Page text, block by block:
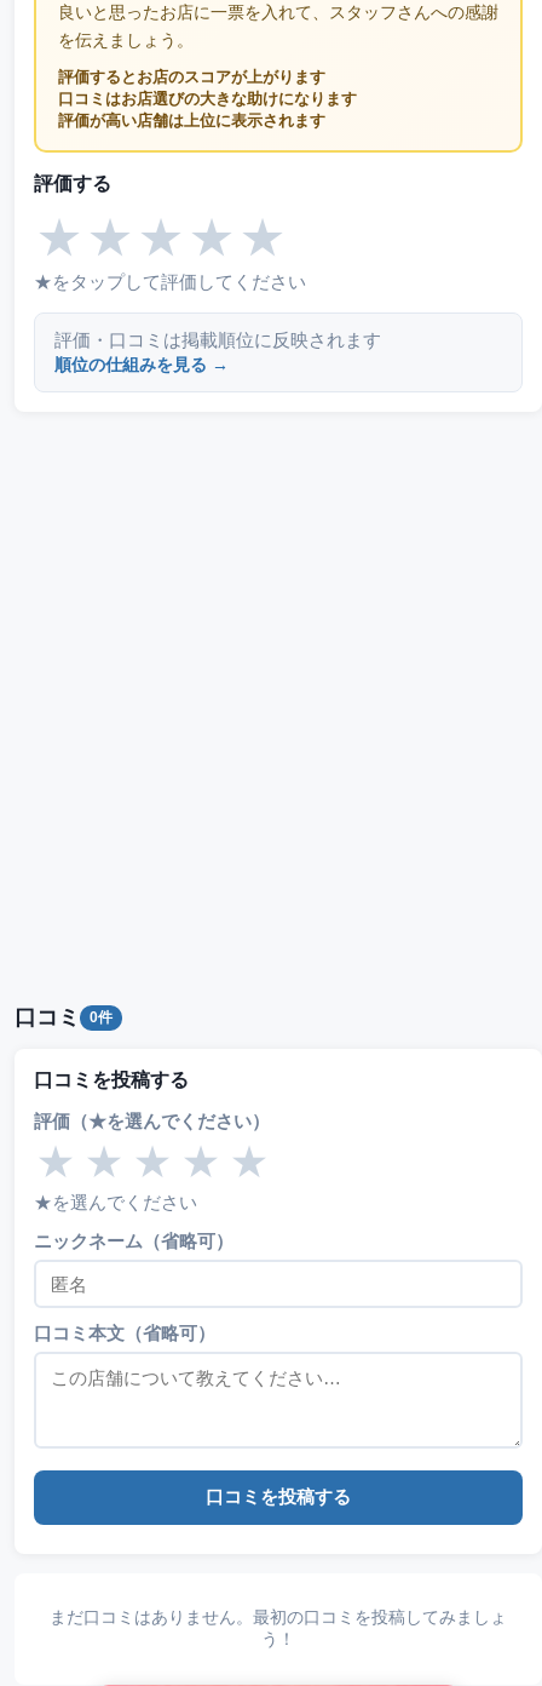
良いと思ったお店に一票を入れて、スタッフさんへの感謝
を伝えましょう。
評価するとお店のスコアが上がります
口コミはお店選びの大きな助けになります
評価が高い店舗は上位に表示されます
評価する
★ ★ ★ ★ ★
★をタップして評価してください
評価・口コミは掲載順位に反映されます
順位の仕組みを見る →
口コミ 0件
口コミを投稿する
評価（★を選んでください）
★ ★ ★ ★ ★
★を選んでください
ニックネーム（省略可）
口コミ本文（省略可）
口コミを投稿する
まだ口コミはありません。最初の口コミを投稿してみましょ
う！